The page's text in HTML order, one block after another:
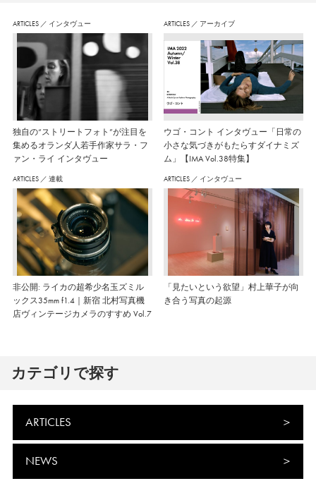
ARTICLES ／ インタヴュー
独自の“ストリートフォト”が注目を
集めるオランダ人若手作家サラ・フ
ァン・ライ インタヴュー
ARTICLES ／ アーカイブ
ウゴ・コント インタヴュー「日常の
小さな気づきがもたらすダイナミズ
ム」【IMA Vol.38特集】
ARTICLES ／ 連載
非公開: ライカの超希少名玉ズミル
ックス35mm f1.4｜新宿 北村写真機
店ヴィンテージカメラのすすめ Vol.7
ARTICLES ／ インタヴュー
「見たいという欲望」村上華子が向
き合う写真の起源
カテゴリで探す
ARTICLES
NEWS